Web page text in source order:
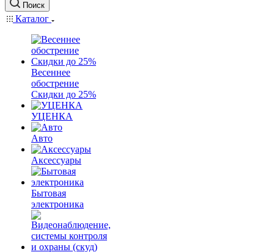
Поиск
Каталог
Весеннее
обострение
Скидки до 25%
УЦЕНКА
Авто
Аксессуары
Бытовая
электроника